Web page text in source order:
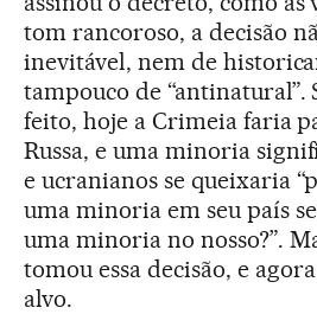
tom rancoroso, a decisão
inevitável, nem de
tampouco de “antinatural”.
feito, hoje a Crimeia faria
Russa, e uma minoria
e ucranianos se queixaria
uma minoria em seu país
uma minoria no nosso?”.
tomou essa decisão, e
alvo.